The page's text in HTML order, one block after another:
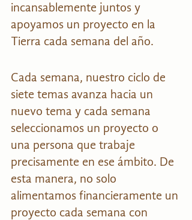
incansablemente juntos y
apoyamos un proyecto en la
Tierra cada semana del año.
Cada semana, nuestro ciclo de
siete temas avanza hacia un
nuevo tema y cada semana
seleccionamos un proyecto o
una persona que trabaje
precisamente en ese ámbito. De
esta manera, no solo
alimentamos financieramente un
proyecto cada semana con